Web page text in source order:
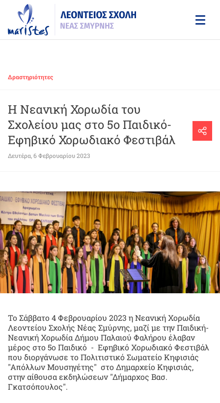
content
Δραστηριότητες
H Νεανική Χορωδία του
Σχολείου μας στο 5ο Παιδικό-
Εφηβικό Χορωδιακό Φεστιβάλ
Δευτέρα, 6 Φεβρουαρίου 2023
Το Σάββατο 4 Φεβρουαρίου 2023 η Νεανική Χορωδία
Λεοντείου Σχολής Νέας Σμύρνης, μαζί με την Παιδική-
Νεανική Χορωδία Δήμου Παλαιού Φαλήρου έλαβαν
μέρος στο 5ο Παιδικό - Εφηβικό Χορωδιακό Φεστιβάλ
που διοργάνωσε το Πολιτιστικό Σωματείο Κηφισιάς
"Απόλλων Μουσηγέτης" στο Δημαρχείο Κηφισιάς,
στην αίθουσα εκδηλώσεων "Δήμαρχος Βασ.
Γκατσόπουλος".